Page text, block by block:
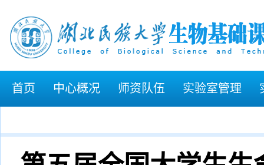
首页 中心概况 师资队伍 实验室管理